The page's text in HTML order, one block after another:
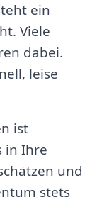
ein
Viele
dabei.
leise
ist
in Ihre
und
stets